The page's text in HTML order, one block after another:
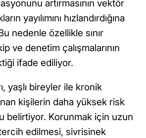
artırmasının vektör
yayılımını hızlandırdığına
nedenle özellikle sınır
ve denetim çalışmalarının
ifade ediliyor.
yaşlı bireyler ile kronik
kişilerin daha yüksek risk
belirtiyor. Korunmak için uzun
edilmesi, sivrisinek